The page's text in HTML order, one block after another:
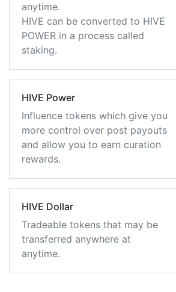
anytime.
HIVE can be converted to HIVE
POWER in a process called
staking.
HIVE Power
Influence tokens which give you
more control over post payouts
and allow you to earn curation
rewards.
HIVE Dollar
Tradeable tokens that may be
transferred anywhere at
anytime.